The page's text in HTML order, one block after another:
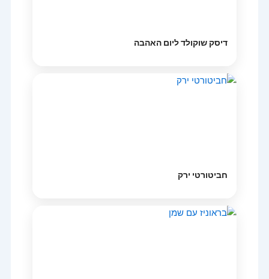
דיסק שוקולד ליום האהבה
חביטורטי ירק